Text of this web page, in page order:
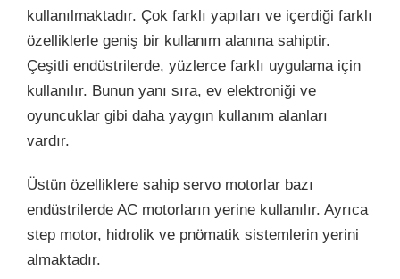
kullanılmaktadır. Çok farklı yapıları ve içerdiği farklı
özelliklerle geniş bir kullanım alanına sahiptir.
Çeşitli endüstrilerde, yüzlerce farklı uygulama için
kullanılır. Bunun yanı sıra, ev elektroniği ve
oyuncuklar gibi daha yaygın kullanım alanları
vardır.
Üstün özelliklere sahip servo motorlar bazı
endüstrilerde AC motorların yerine kullanılır. Ayrıca
step motor, hidrolik ve pnömatik sistemlerin yerini
almaktadır.